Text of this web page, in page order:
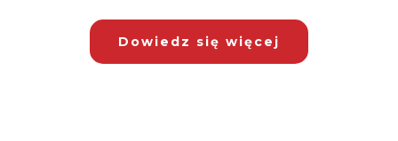
Dowiedz się więcej